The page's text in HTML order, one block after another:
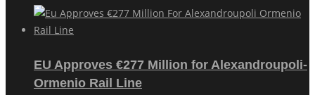
EU Approves €277 Million for Alexandroupoli-
Ormenio Rail Line